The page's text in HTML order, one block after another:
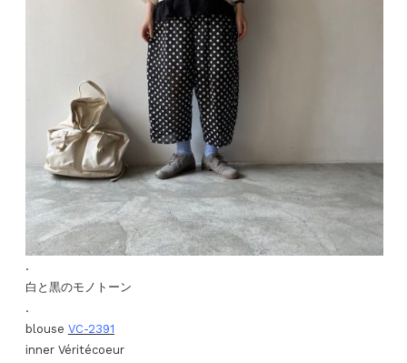
.
白と黒のモノトーン
.
blouse VC-2391
inner Véritécoeur